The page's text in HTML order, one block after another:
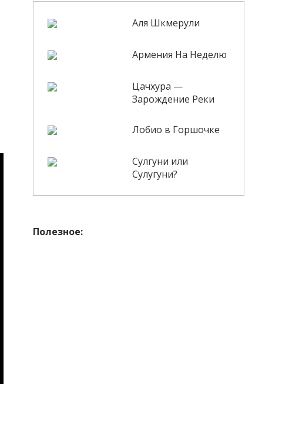
Аля Шкмерули
Армения На Неделю
Цачхура —
Зарождение Реки
Лобио в Горшочке
Сулгуни или
Сулугуни?
Полезное: